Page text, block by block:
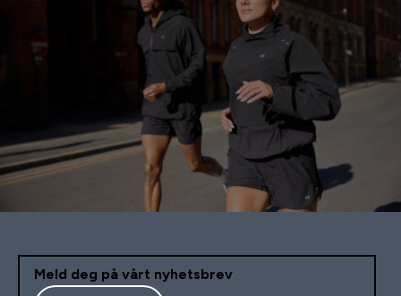
Meld deg på vårt nyhetsbrev